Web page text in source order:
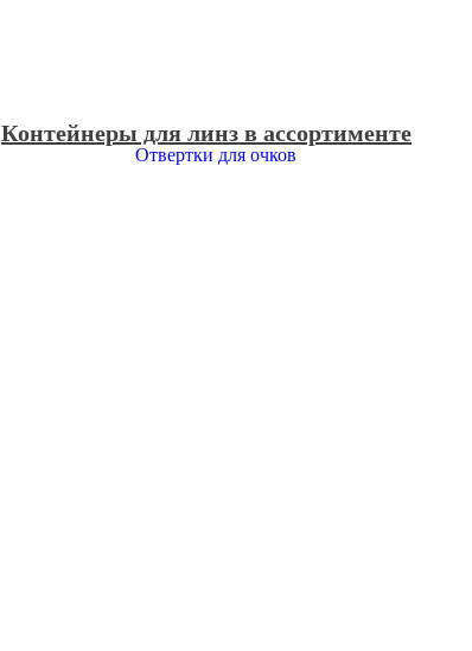
Контейнеры для линз в ассортименте